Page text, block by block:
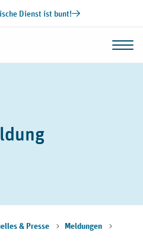
Dienst ist bunt!
& Presse Meldungen